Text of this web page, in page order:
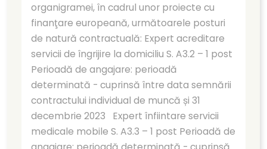
organigramei, în cadrul unor proiecte cu
finanţare europeană, următoarele posturi
de natură contractuală: Expert acreditare
servicii de îngrijire la domiciliu S. A3.2 – 1 post
Perioadă de angajare: perioadă
determinată - cuprinsă între data semnării
contractului individual de muncă și 31
decembrie 2023 Expert înfiintare servicii
medicale mobile S. A3.3 – 1 post Perioadă de